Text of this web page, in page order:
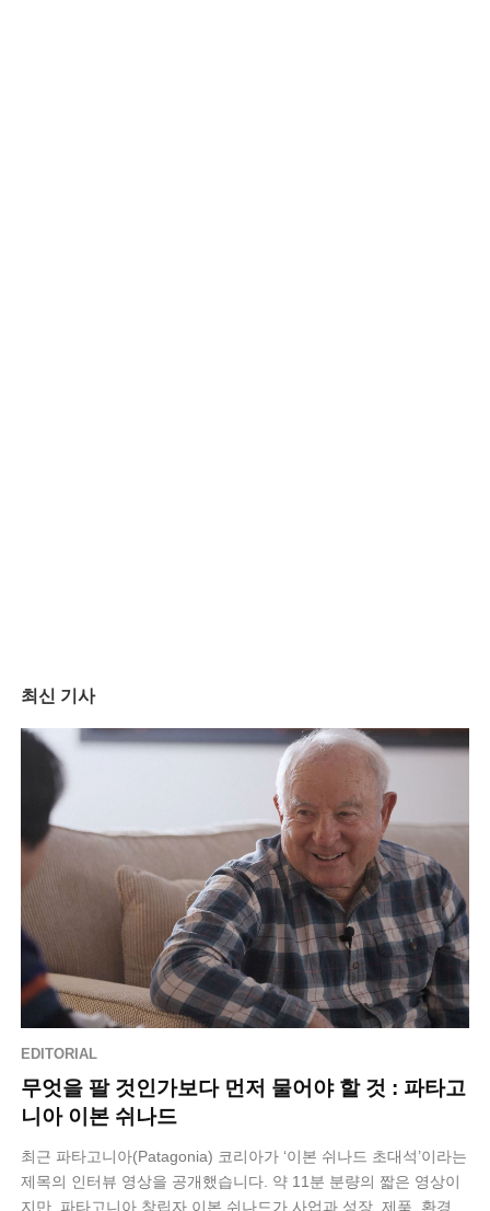
최신 기사
EDITORIAL
무엇을 팔 것인가보다 먼저 물어야 할 것 : 파타고
니아 이본 쉬나드
최근 파타고니아(Patagonia) 코리아가 ‘이본 쉬나드 초대석’​이라는
제목의 인터뷰 영상을 공개했습니다. 약 11분 분량의 짧은 영상이
지만, 파타고니아 창립자 이본 쉬나드가 사업과 성장, 제품, 환경에